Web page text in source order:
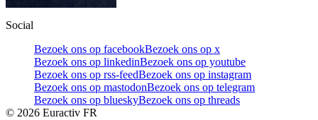
Social
Bezoek ons op facebookBezoek ons op x
Bezoek ons op linkedinBezoek ons op youtube
Bezoek ons op rss-feedBezoek ons op instagram
Bezoek ons op mastodonBezoek ons op telegram
Bezoek ons op blueskyBezoek ons op threads
© 2026 Euractiv FR